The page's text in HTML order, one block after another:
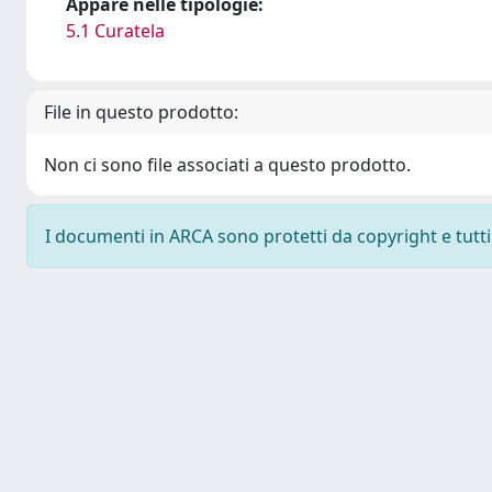
5.1 Curatela
File in questo prodotto:
Non ci sono file associati a questo prodotto.
I documenti in ARCA sono protetti da copyright e